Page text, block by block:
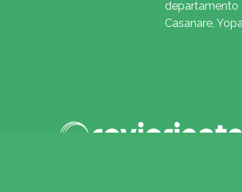
departamento
Casanare,